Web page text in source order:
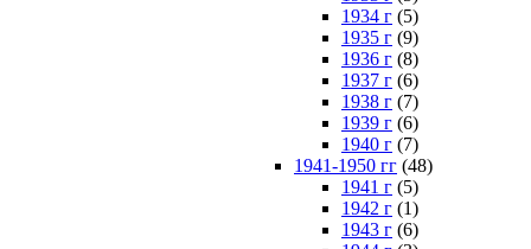
1934 г (5)
1935 г (9)
1936 г (8)
1937 г (6)
1938 г (7)
1939 г (6)
1940 г (7)
1941-1950 гг (48)
1941 г (5)
1942 г (1)
1943 г (6)